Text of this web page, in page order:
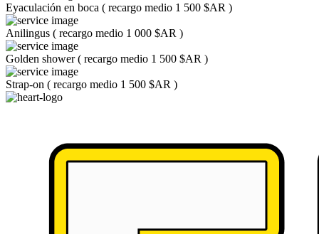
Eyaculación en boca ( recargo medio 1 500 $AR )
Anilingus ( recargo medio 1 000 $AR )
Golden shower( recargo medio 1 500 $AR )
Strap-on ( recargo medio 1 500 $AR )